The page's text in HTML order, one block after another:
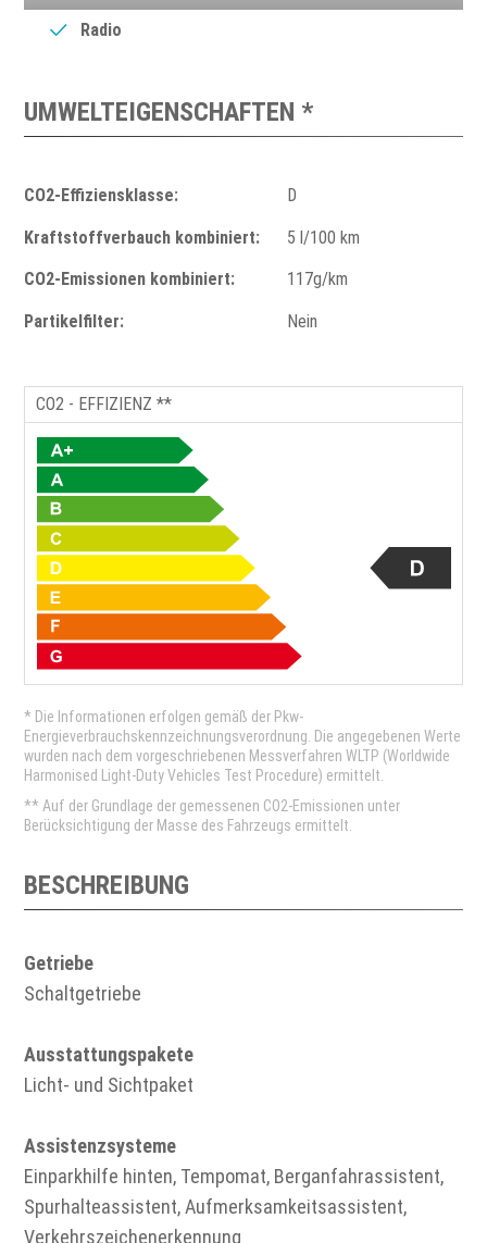
Radio
UMWELTEIGENSCHAFTEN *
CO2-Effiziensklasse: D
Kraftstoffverbauch kombiniert: 5 l/100 km
CO2-Emissionen kombiniert: 117g/km
Partikelfilter: Nein
CO2 - EFFIZIENZ **
* Die Informationen erfolgen gemäß der Pkw-
Energieverbrauchskennzeichnungsverordnung. Die angegebenen Werte
wurden nach dem vorgeschriebenen Messverfahren WLTP (Worldwide
Harmonised Light-Duty Vehicles Test Procedure) ermittelt.
** Auf der Grundlage der gemessenen CO2-Emissionen unter
Berücksichtigung der Masse des Fahrzeugs ermittelt.
BESCHREIBUNG
Getriebe
Schaltgetriebe
Ausstattungspakete
Licht- und Sichtpaket
Assistenzsysteme
Einparkhilfe hinten, Tempomat, Berganfahrassistent,
Spurhalteassistent, Aufmerksamkeitsassistent,
Verkehrszeichenerkennung